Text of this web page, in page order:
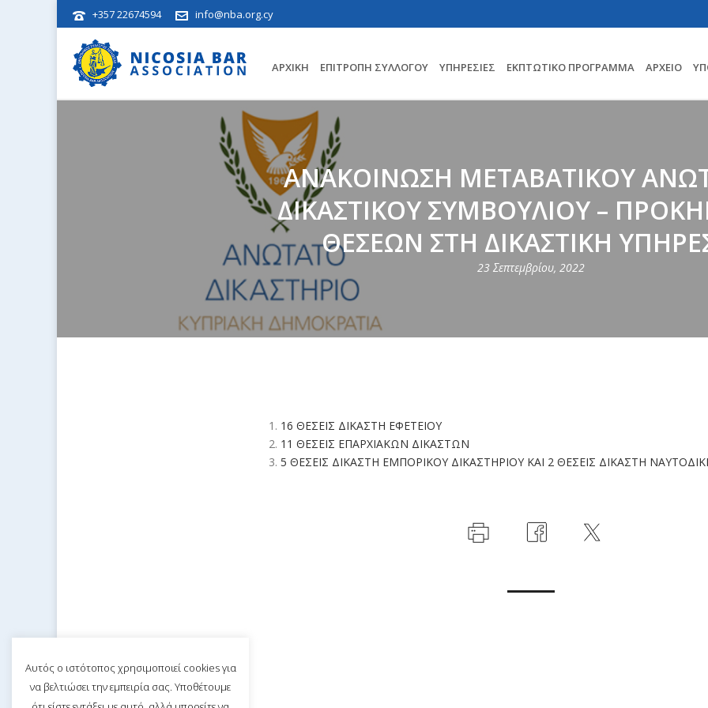
+357 22674594 info@nba.org.cy
ΑΡΧΙΚΉ ΕΠΙΤΡΟΠΗ ΣΥΛΛΟΓΟΥ ΥΠΗΡΕΣΊΕΣ ΕΚΠΤΩΤΙΚΌ ΠΡΌΓΡΑΜΜΑ ΑΡΧΕΊΟ
ΑΝΑΚΟΙΝΩΣΗ ΜΕΤΑΒΑΤΙΚΟΥ
ΔΙΚΑΣΤΙΚΟΥ ΣΥΜΒΟΥΛΙΟΥ –
ΘΕΣΕΩΝ ΣΤΗ ΔΙΚΑΣΤΙΚΗ
23 Σεπτεμβρίου, 2022
16 ΘΕΣΕΙΣ ΔΙΚΑΣΤΗ ΕΦΕΤΕΙΟΥ
11 ΘΕΣΕΙΣ ΕΠΑΡΧΙΑΚΩΝ ΔΙΚΑΣΤΩΝ
5 ΘΕΣΕΙΣ ΔΙΚΑΣΤΗ ΕΜΠΟΡΙΚΟΥ ΔΙΚΑΣΤΗΡΙΟΥ ΚΑΙ 2 ΘΕΣΕΙΣ ΔΙΚΑΣΤΗ
Αυτός ο ιστότοπος χρησιμοποιεί cookies για
να βελτιώσει την εμπειρία σας. Υποθέτουμε